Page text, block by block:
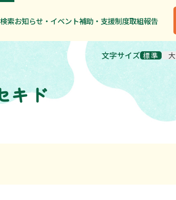
索お知らせ・イベント補助・支援制度取組報告
文字サイズ 標準 大
索お知らせ・イベント補助・支援制度取組報告
キド